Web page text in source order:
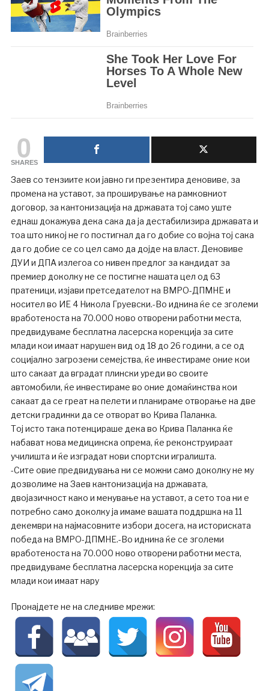
0
SHARES
Заев со тензиите кои јавно ги презентира деновиве, за
промена на уставот, за проширување на рамковниот
договор, за кантонизација на државата тој само уште
еднаш докажува дека сака да ја дестабилизира државата и
тоа што никој не го постигнал да го добие со војна тој сака
да го добие се со цел само да дојде на власт. Деновиве
ДУИ и ДПА излегоа со нивен предлог за кандидат за
премиер доколку не се постигне нашата цел од 63
пратеници, изјави претседателот на ВМРО-ДПМНЕ и
носител во ИЕ 4 Никола Груевски.-Во иднина ќе се зголеми
вработеноста на 70.000 ново отворени работни места,
предвидуваме бесплатна ласерска корекција за сите
млади кои имаат нарушен вид од 18 до 26 години, а се од
социјално загрозени семејства, ќе инвестираме оние кои
што сакаат да вградат плински уреди во своите
автомобили, ќе инвестираме во оние домаќинства кои
сакаат да се греат на пелети и планираме отворање на две
детски градинки да се отворат во Крива Паланка.
Тој исто така потенцираше дека во Крива Паланка ќе
набават нова медицинска опрема, ќе реконструираат
училишта и ќе изградат нови спортски игралишта.
-Сите овие предвидувања ни се можни само доколку не му
дозволиме на Заев кантонизација на државата,
двојазичност како и менување на уставот, а сето тоа ни е
потребно само доколку ја имаме вашата поддршка на 11
декември на најмасовните избори досега, на историската
победа на ВМРО-ДПМНЕ.-Во иднина ќе се зголеми
вработеноста на 70.000 ново отворени работни места,
предвидуваме бесплатна ласерска корекција за сите
млади кои имаат нару
Пронајдете не на следниве мрежи: